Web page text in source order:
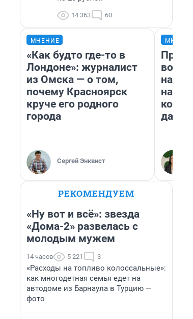
14 363 60
МНЕНИЕ
«Как будто где-то в
Лондоне»: журналист
из Омска — о том,
почему Красноярск
круче его родного
города
Сергей Энквист
нам
даже
РЕКОМЕНДУЕМ
«Ну вот и всё»: звезда
«Дома-2» развелась с
молодым мужем
14 часов 5 221 3
«Расходы на топливо колоссальные»:
как многодетная семья едет на
автодоме из Барнаула в Турцию —
фото